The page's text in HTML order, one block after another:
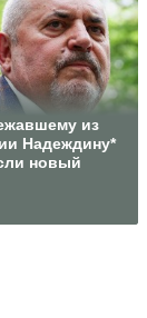
из
Надеждину*
новый